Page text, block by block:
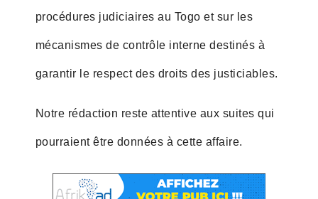
procédures judiciaires au Togo et sur les
mécanismes de contrôle interne destinés à
garantir le respect des droits des justiciables.
Notre rédaction reste attentive aux suites qui
pourraient être données à cette affaire.